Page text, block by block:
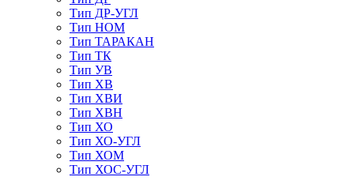
Тип ДР-УГЛ
Тип НОМ
Тип ТАРАКАН
Тип ТК
Тип УВ
Тип ХВ
Тип ХВИ
Тип ХВН
Тип ХО
Тип ХО-УГЛ
Тип ХОМ
Тип ХОС-УГЛ